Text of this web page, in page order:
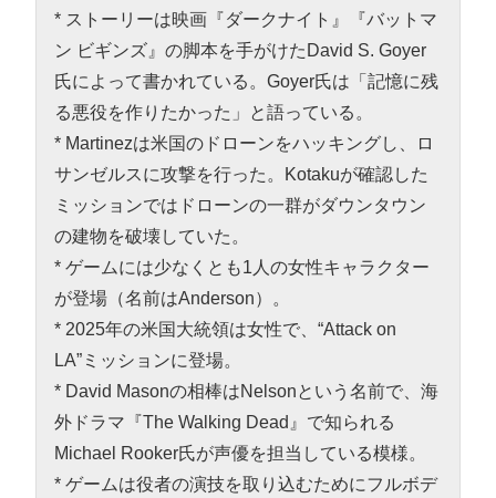
* ストーリーは映画『ダークナイト』『バットマ
ン ビギンズ』の脚本を手がけたDavid S. Goyer
氏によって書かれている。Goyer氏は「記憶に残
る悪役を作りたかった」と語っている。
* Martinezは米国のドローンをハッキングし、ロ
サンゼルスに攻撃を行った。Kotakuが確認した
ミッションではドローンの一群がダウンタウン
の建物を破壊していた。
* ゲームには少なくとも1人の女性キャラクター
が登場（名前はAnderson）。
* 2025年の米国大統領は女性で、“Attack on
LA”ミッションに登場。
* David Masonの相棒はNelsonという名前で、海
外ドラマ『The Walking Dead』で知られる
Michael Rooker氏が声優を担当している模様。
* ゲームは役者の演技を取り込むためにフルボデ